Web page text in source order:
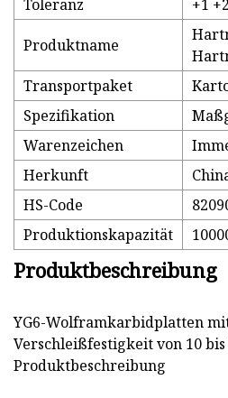
Toleranz
+1 +2
Produktname
Transportpaket
Spezifikation
Warenzeichen
Herkunft
HS-Code
Produktionskapazität
Produktbeschreibung
YG6-Wolframkarbidplatten
Verschleißfestigkeit von 10
Produktbeschreibung